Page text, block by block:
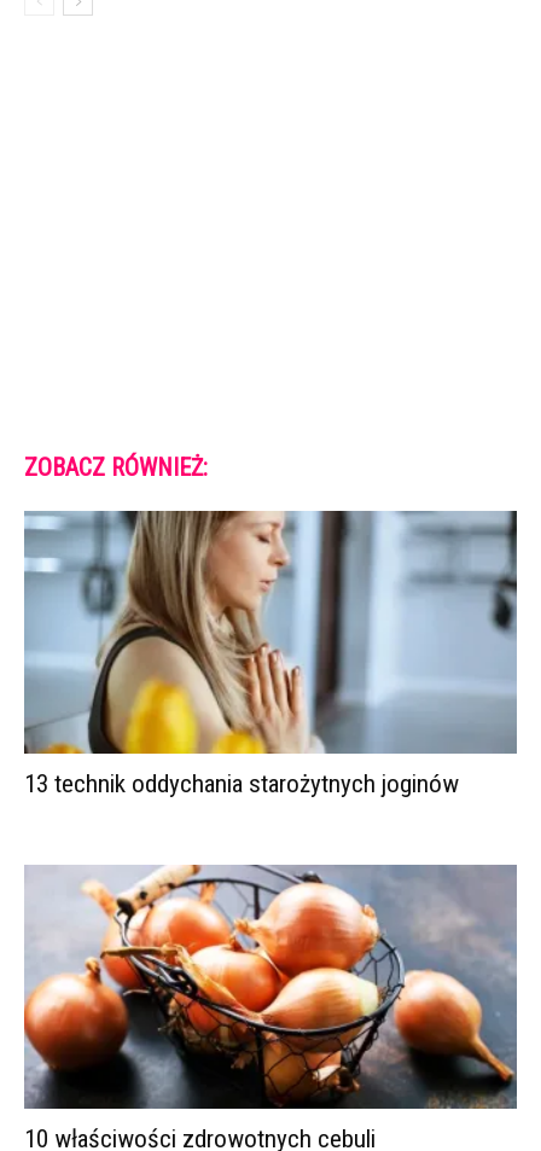
ZOBACZ RÓWNIEŻ:
13 technik oddychania starożytnych joginów
10 właściwości zdrowotnych cebuli